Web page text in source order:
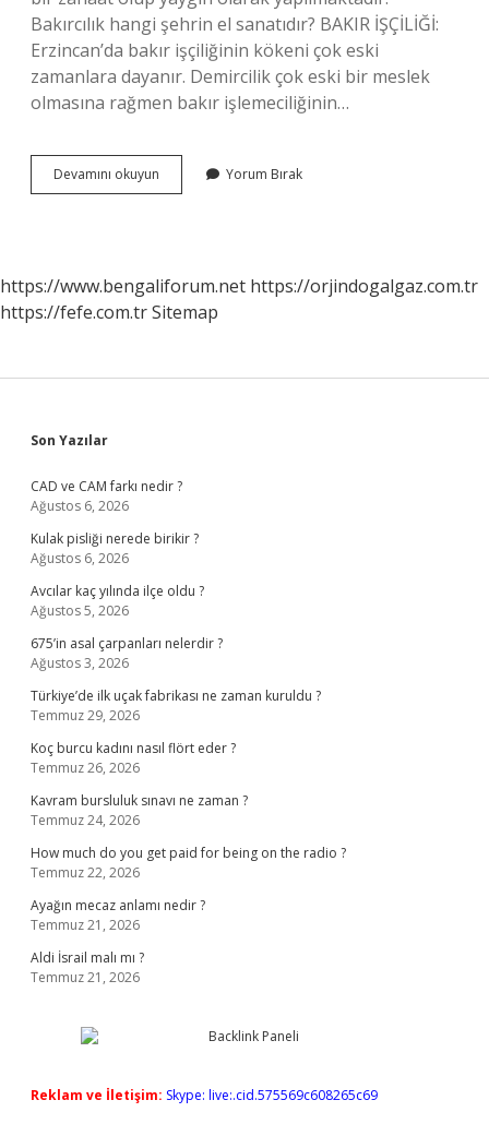
Bakırcılık hangi şehrin el sanatıdır? BAKIR İŞÇİLİĞİ:
Erzincan’da bakır işçiliğinin kökeni çok eski
zamanlara dayanır. Demircilik çok eski bir meslek
olmasına rağmen bakır işlemeciliğinin…
Devamını okuyun Bakırcılık
Sanatı
Yorum Bırak
https://www.bengaliforum.net https://orjindogalgaz.com.tr
https://fefe.com.trSitemap
Sidebar
Son Yazılar
CAD ve CAM farkı nedir ?
Ağustos 6, 2026
Kulak pisliği nerede birikir ?
Ağustos 6, 2026
Avcılar kaç yılında ilçe oldu ?
Ağustos 5, 2026
675’in asal çarpanları nelerdir ?
Ağustos 3, 2026
Türkiye’de ilk uçak fabrikası ne zaman kuruldu ?
Temmuz 29, 2026
Koç burcu kadını nasıl flört eder ?
Temmuz 26, 2026
Kavram bursluluk sınavı ne zaman ?
Temmuz 24, 2026
How much do you get paid for being on the radio ?
Temmuz 22, 2026
Ayağın mecaz anlamı nedir ?
Temmuz 21, 2026
Aldi İsrail malı mı ?
Temmuz 21, 2026
Reklam ve İletişim: Skype: live:.cid.575569c608265c69